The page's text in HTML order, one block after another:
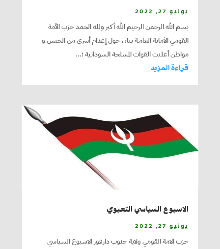
يونيو 27, 2022
بسم الله الرحمن الرحيم الله أكبر ولله الحمد حزب الأمة
القومي الأمانة العامـة بيان حول إعدام أسرى من الجيش و
مواطن أعلنت القوات المسلحة السودانية ؛...
قراءة المزيد
الاسبوع السياسي التعبوي
يونيو 27, 2022
حزب الامة القومي ولاية جنوب دارفور الاسبوع السياسي